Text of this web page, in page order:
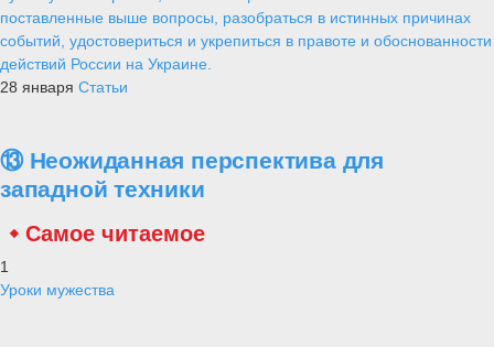
поставленные выше вопросы, разобраться в истинных причинах
событий, удостовериться и укрепиться в правоте и обоснованности
действий России на Украине.
28 января Статьи
⑬ Неожиданная перспектива для
западной техники
Самое читаемое
1
Уроки мужества